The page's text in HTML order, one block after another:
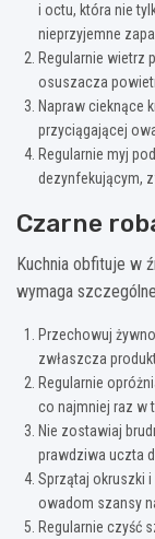
i octu, która nie
nieprzyjemne
Regularnie wietrz
osuszacza
Napraw cieknące
przyciągającej
Regularnie myj
dezynfekującym,
Czarne
Kuchnia obfituje w
wymaga
Przechowuj
zwłaszcza
Regularnie
co najmniej raz w
Nie zostawiaj
prawdziwa uczta
Sprzątaj okruszki i
owadom szansy
Regularnie czyść